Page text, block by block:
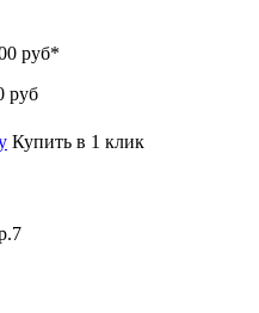
руб*
руб
Купить в 1 клик